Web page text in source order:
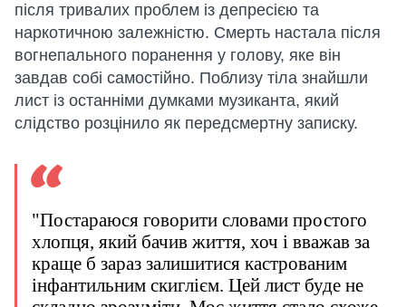
після тривалих проблем із депресією та
наркотичною залежністю. Смерть настала після
вогнепального поранення у голову, яке він
завдав собі самостійно. Поблизу тіла знайшли
лист із останніми думками музиканта, який
слідство розцінило як передсмертну записку.
"Постараюся говорити словами простого
хлопця, який бачив життя, хоч і вважав за
краще б зараз залишитися кастрованим
інфантильним скиглієм. Цей лист буде не